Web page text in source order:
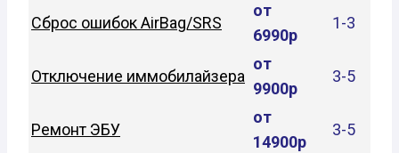
Сброс ошибок AirBag/SRS
от
6990р
1-3
Отключение иммобилайзера
от
9900р
3-5
Ремонт ЭБУ
от
14900р
3-5